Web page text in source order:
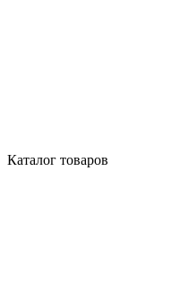
Каталог товаров